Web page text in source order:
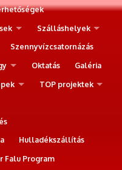
Szálláshelyek
Szennyvízcsatornázás
Oktatás
Galéria
TOP projektek
Hulladékszállítás
Falu Program